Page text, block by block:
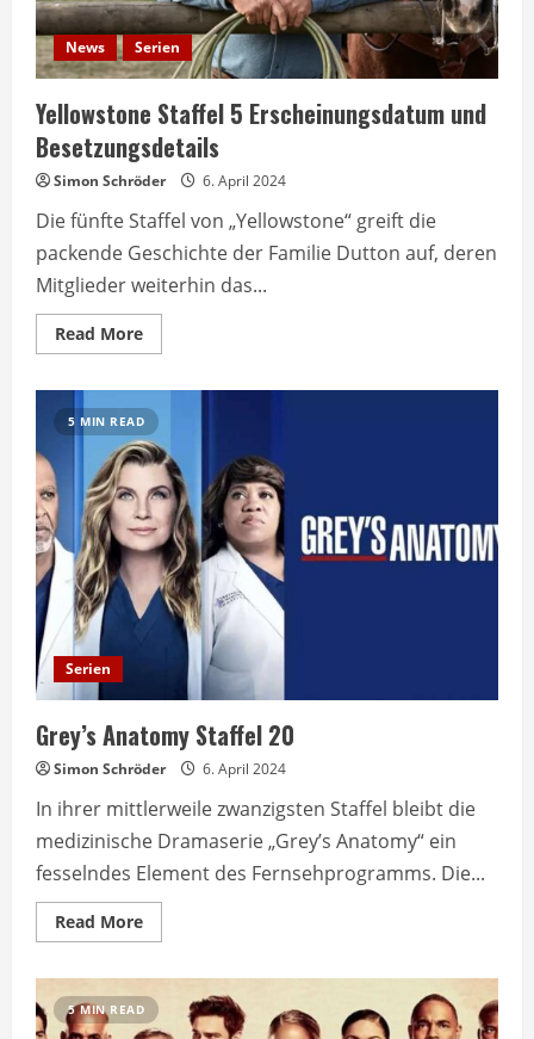
News Serien
Yellowstone Staffel 5 Erscheinungsdatum und
Besetzungsdetails
Simon Schröder 6. April 2024
Die fünfte Staffel von „Yellowstone“ greift die
packende Geschichte der Familie Dutton auf, deren
Mitglieder weiterhin das...
Read MoreRead
more
5
Erscheinungsdatum
und
Besetzungsdetails
5 MIN READ
Serien
Grey’s Anatomy Staffel 20
Simon Schröder 6. April 2024
In ihrer mittlerweile zwanzigsten Staffel bleibt die
medizinische Dramaserie „Grey’s Anatomy“ ein
fesselndes Element des Fernsehprogramms. Die...
Read MoreRead
more
Staffel
20
5 MIN READ